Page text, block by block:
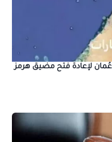
لإعادة فتح مضيق هرمز